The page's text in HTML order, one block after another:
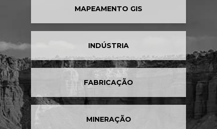
MAPEAMENTO GIS
INDÚSTRIA
FABRICAÇÃO
MINERAÇÃO